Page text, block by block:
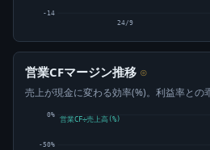
-14
24/9
営業CFマージン推移 ⊙
売上が現金に変わる効率(%)。利益率との
-50%
0%
営業CF÷売上高(%)